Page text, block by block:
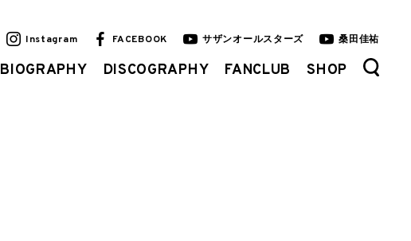
Instagram FACEBOOK サザンオールスターズ 桑田佳祐
BIOGRAPHY DISCOGRAPHY FANCLUB SHOP